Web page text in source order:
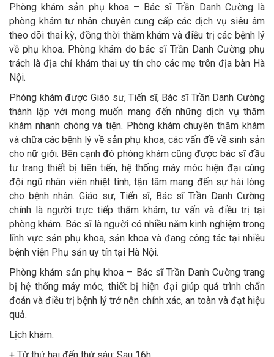
Phòng khám sản phụ khoa – Bác sĩ Trần Danh Cường là
phòng khám tư nhân chuyên cung cấp các dịch vụ siêu âm
theo dõi thai kỳ, đồng thời thăm khám và điều trị các bệnh lý
về phụ khoa. Phòng khám do bác sĩ Trần Danh Cường phụ
trách là địa chỉ khám thai uy tín cho các mẹ trên địa bàn Hà
Nội.
Phòng khám được Giáo sư, Tiến sĩ, Bác sĩ Trần Danh Cường
thành lập với mong muốn mang đến những dịch vụ thăm
khám nhanh chóng và tiện. Phòng khám chuyên thăm khám
và chữa các bệnh lý về sản phụ khoa, các vấn đề về sinh sản
cho nữ giới. Bên cạnh đó phòng khám cũng được bác sĩ đầu
tư trang thiết bị tiên tiến, hệ thống máy móc hiện đại cùng
đội ngũ nhân viên nhiệt tình, tận tâm mang đến sự hài lòng
cho bệnh nhân. Giáo sư, Tiến sĩ, Bác sĩ Trần Danh Cường
chính là người trực tiếp thăm khám, tư vấn và điều trị tại
phòng khám. Bác sĩ là người có nhiều năm kinh nghiệm trong
lĩnh vực sản phụ khoa, sản khoa và đang công tác tại nhiều
bệnh viện Phụ sản uy tín tại Hà Nội.
Phòng khám sản phụ khoa – Bác sĩ Trần Danh Cường trang
bị hệ thống máy móc, thiết bị hiện đại giúp quá trình chẩn
đoán và điều trị bệnh lý trở nên chính xác, an toàn và đạt hiệu
quả.
Lịch khám: